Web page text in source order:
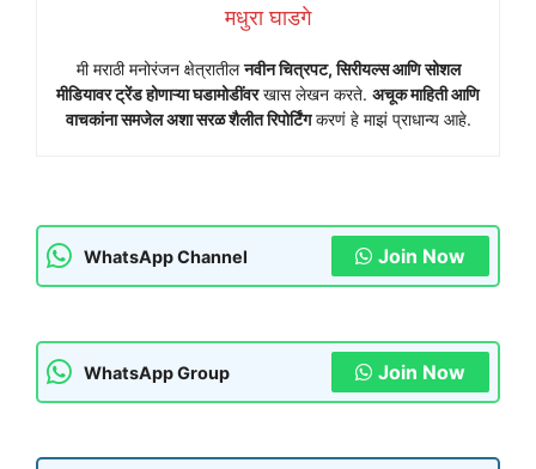
मधुरा घाडगे
मी मराठी मनोरंजन क्षेत्रातीलनवीन चित्रपट, सिरीयल्स आणि सोशल
मीडियावर ट्रेंड होणाऱ्या घडामोडींवरखास लेखन करते. अचूक माहिती आणि
वाचकांना समजेल अशा सरळ शैलीत रिपोर्टिंगकरणं हे माझं प्राधान्य आहे.
WhatsApp Channel Join Now
WhatsApp Group Join Now